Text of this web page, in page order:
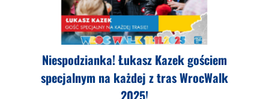
Niespodzianka! Łukasz Kazek gościem
specjalnym na każdej z tras WrocWalk
2025!